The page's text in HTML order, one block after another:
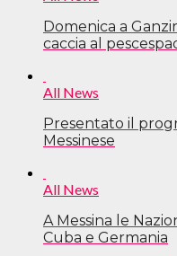
Domenica a
caccia al
All News
Presentato il
Messinese
All News
A Messina le
Cuba e Germania